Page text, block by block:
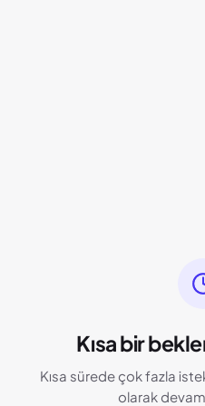
Kısa bir
Kısa sürede çok fazla
olarak